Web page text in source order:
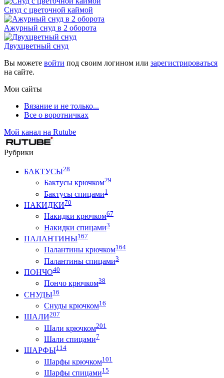
Снуд с цветочной каймой
Ажурный снуд в 2 оборота
Двухцветный снуд
Вы можете войти под своим логином или зарегистрироваться
на сайте.
Мои сайты
Вязание и не только...
Все о воротничках
Мой канал на Rutube
Рубрики
БАКТУСЫ28
Бактусы крючком29
Бактусы спицами1
НАКИДКИ70
Накидки крючком67
Накидки спицами3
ПАЛАНТИНЫ167
Палантины крючком164
Палантины спицами3
ПОНЧО40
Пончо крючком38
СНУДЫ16
Снуды крючком16
ШАЛИ207
Шали крючком201
Шали спицами7
ШАРФЫ114
Шарфы крючком101
Шарфы спицами15